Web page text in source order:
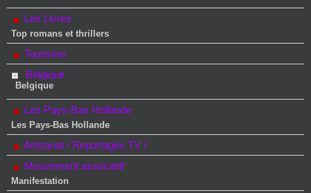
Les Livres
Top romans et thrillers
Tourisme
Belgique
Belgique
Les Pays-Bas Hollande
Les Pays-Bas Hollande
Artisanat / Reportages TV /
Mouvement associatif
Manifestation